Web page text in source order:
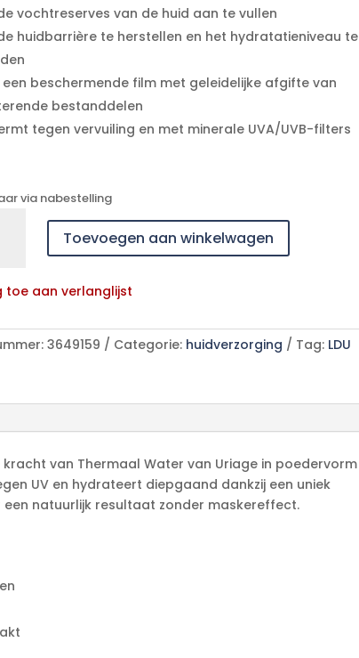
vochtreserves van de huid aan te vullen
huidbarrière te herstellen en het hydratatieniveau te
beschermende film met geleidelijke afgifte van
bestanddelen
tegen vervuiling en met minerale UVA/UVB-filters
via nabestelling
Toevoegen aan winkelwagen
toe aan verlanglijst
3649159 Categorie: huidverzorging Tag: LDU
van Thermaal Water van Uriage in poedervorm
UV en hydrateert diepgaand dankzij een uniek
natuurlijk resultaat zonder maskereffect.